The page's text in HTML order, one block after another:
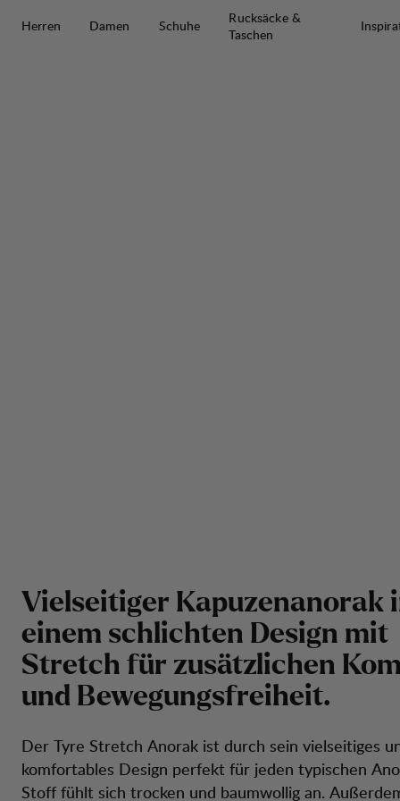
Herren
Damen Schuhe
Rucksäcke &
Taschen
Vielseitiger Kapuzenanorak i
einem schlichten Design mit
Stretch für zusätzlichen Kom
und Bewegungsfreiheit.
Der Tyre Stretch Anorak ist durch sein vielseitiges
komfortables Design perfekt für jeden typischen
Stoff fühlt sich trocken und baumwollig an.